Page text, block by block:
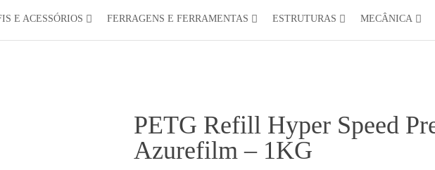
E ACESSÓRIOS FERRAGENS E FERRAMENTAS ESTRUTURAS MECÂNICA
PETG Refill Hyper Speed
Azurefilm – 1KG